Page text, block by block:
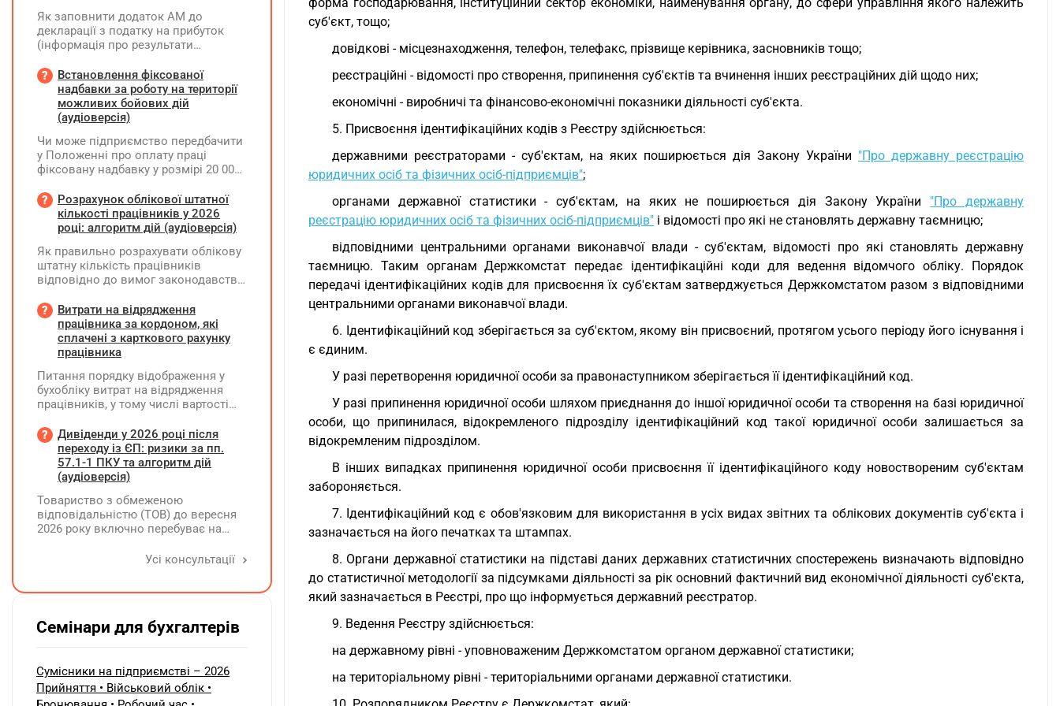
суб'єкт, тощо;
довідкові - місцезнаходження, телефон, телефакс, прізвище керівника, засновників тощо;
реєстраційні - відомості про створення, припинення суб'єктів та вчинення інших реєстраційних дій щодо них;
економічні - виробничі та фінансово-економічні показники діяльності суб'єкта.
5. Присвоєння ідентифікаційних кодів з Реєстру здійснюється:
державними реєстраторами - суб'єктам, на яких поширюється дія Закону України "Про державну реєстрацію
юридичних осіб та фізичних осіб-підприємців";
органами державної статистики - суб'єктам, на яких не поширюється дія Закону України "Про державну
реєстрацію юридичних осіб та фізичних осіб-підприємців" і відомості про які не становлять державну таємницю;
відповідними центральними органами виконавчої влади - суб'єктам, відомості про які становлять державну
таємницю. Таким органам Держкомстат передає ідентифікаційні коди для ведення відомчого обліку. Порядок
передачі ідентифікаційних кодів для присвоєння їх суб'єктам затверджується Держкомстатом разом з відповідними
центральними органами виконавчої влади.
6. Ідентифікаційний код зберігається за суб'єктом, якому він присвоєний, протягом усього періоду його існування і
є єдиним.
У разі перетворення юридичної особи за правонаступником зберігається її ідентифікаційний код.
У разі припинення юридичної особи шляхом приєднання до іншої юридичної особи та створення на базі юридичної
особи, що припинилася, відокремленого підрозділу ідентифікаційний код такої юридичної особи залишається за
відокремленим підрозділом.
В інших випадках припинення юридичної особи присвоєння її ідентифікаційного коду новоствореним суб'єктам
забороняється.
7. Ідентифікаційний код є обов'язковим для використання в усіх видах звітних та облікових документів суб'єкта і
зазначається на його печатках та штампах.
8. Органи державної статистики на підставі даних державних статистичних спостережень визначають відповідно
до статистичної методології за підсумками діяльності за рік основний фактичний вид економічної діяльності суб'єкта,
який зазначається в Реєстрі, про що інформується державний реєстратор.
9. Ведення Реєстру здійснюється:
на державному рівні - уповноваженим Держкомстатом органом державної статистики;
на територіальному рівні - територіальними органами державної статистики.
Як заповнити додаток АМ до
декларації з податку на прибуток
(інформація про результати
Чи потрібно для цього брати дані
станом на 01.01.2026 р.? Якщо до
окремих верстатів групи 4
застосовується прискорена
вартість усіх таких верстатів на
початок і кінець звітного періоду?
При цьому щодо частини верстатів
прискореної амортизації прийнято з
01.01.2025 р., а щодо інших — з
01.01.2026 р.
Встановлення фіксованої
надбавки за роботу на території
можливих бойових дій
(аудіоверсія)
Чи може підприємство передбачити
у Положенні про оплату праці
фіксовану надбавку у розмірі 20 000
бойових дій, якщо для окремих
посад вона перевищуватиме 50%
посадового окладу?
Розрахунок облікової штатної
кількості працівників у 2026
році: алгоритм дій (аудіоверсія)
Як правильно розрахувати облікову
штатну кількість працівників
відповідно до вимог законодавства
Витрати на відрядження
працівника за кордоном, які
сплачені з карткового рахунку
працівника
Питання порядку відображення у
бухобліку витрат на відрядження
працівників, у тому числі вартості
карткового рахунку працівника та
підтвердження таких операцій
первинними документами, належать
до компетенції Мінфіну
Дивіденди у 2026 році після
переходу із ЄП: ризики за пп.
57.1-1 ПКУ та алгоритм дій
(аудіоверсія)
Товариство з обмеженою
відповідальністю (ТОВ) до вересня
2026 року включно перебуває на
(єдиний податок, 3 група, ставка 5%,
прибуток). За результатами
системі) підприємство отримало
чистий прибуток, сума
нерозподіленого прибутку в балансі
Усі консультації
Семінари для бухгалтерів
Сумісники на підприємстві – 2026
Прийняття • Військовий облік •